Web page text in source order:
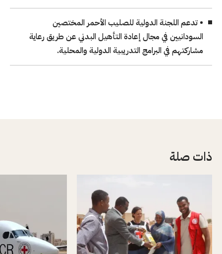
• تدعم اللجنة الدولية للصليب الأحمر المختصين
السودانيين في مجال إعادة التأهيل البدني عن طريق رعاية
مشاركتهم في البرامج التدريبية الدولية والمحلية.
ذات صلة